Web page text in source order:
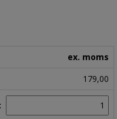
ex. moms
179,00